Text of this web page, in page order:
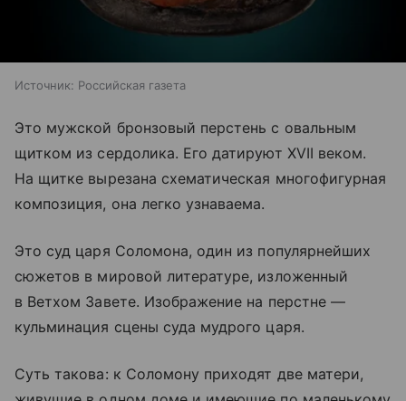
Источник: Российская газета
Это мужской бронзовый перстень с овальным
щитком из сердолика. Его датируют XVII веком.
На щитке вырезана схематическая многофигурная
композиция, она легко узнаваема.
Это суд царя Соломона, один из популярнейших
сюжетов в мировой литературе, изложенный
в Ветхом Завете. Изображение на перстне —
кульминация сцены суда мудрого царя.
Суть такова: к Соломону приходят две матери,